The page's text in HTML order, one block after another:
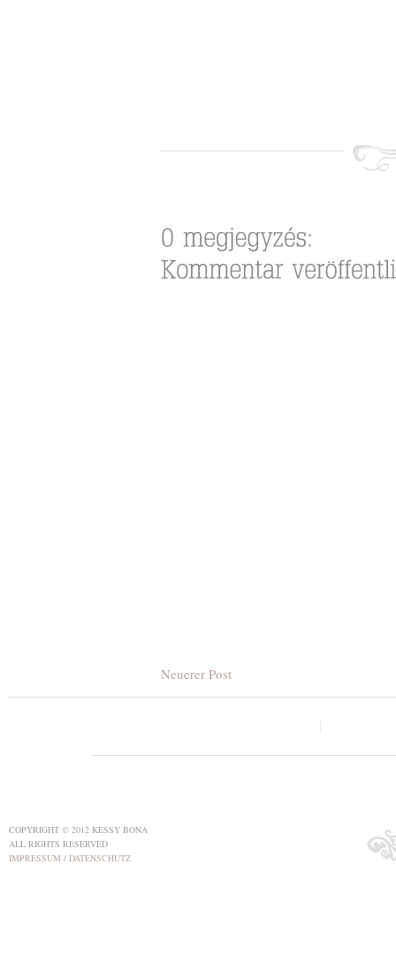
Neuerer Post
COPYRIGHT © 2012 KESSY BONA
ALL RIGHTS RESERVED
IMPRESSUM / DATENSCHUTZ